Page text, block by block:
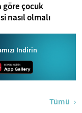
göre çocuk
nasıl olmalı
İndirin
Tümü